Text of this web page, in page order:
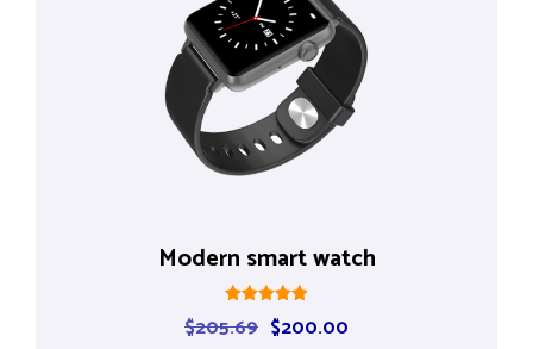
Modern smart watch
Rated
5.00
$205.69 $200.00